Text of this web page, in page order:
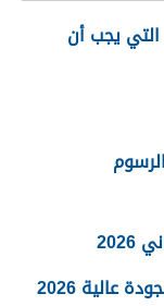
المتطلبات التي يجب أن
السفر العماني 2026: الرسوم